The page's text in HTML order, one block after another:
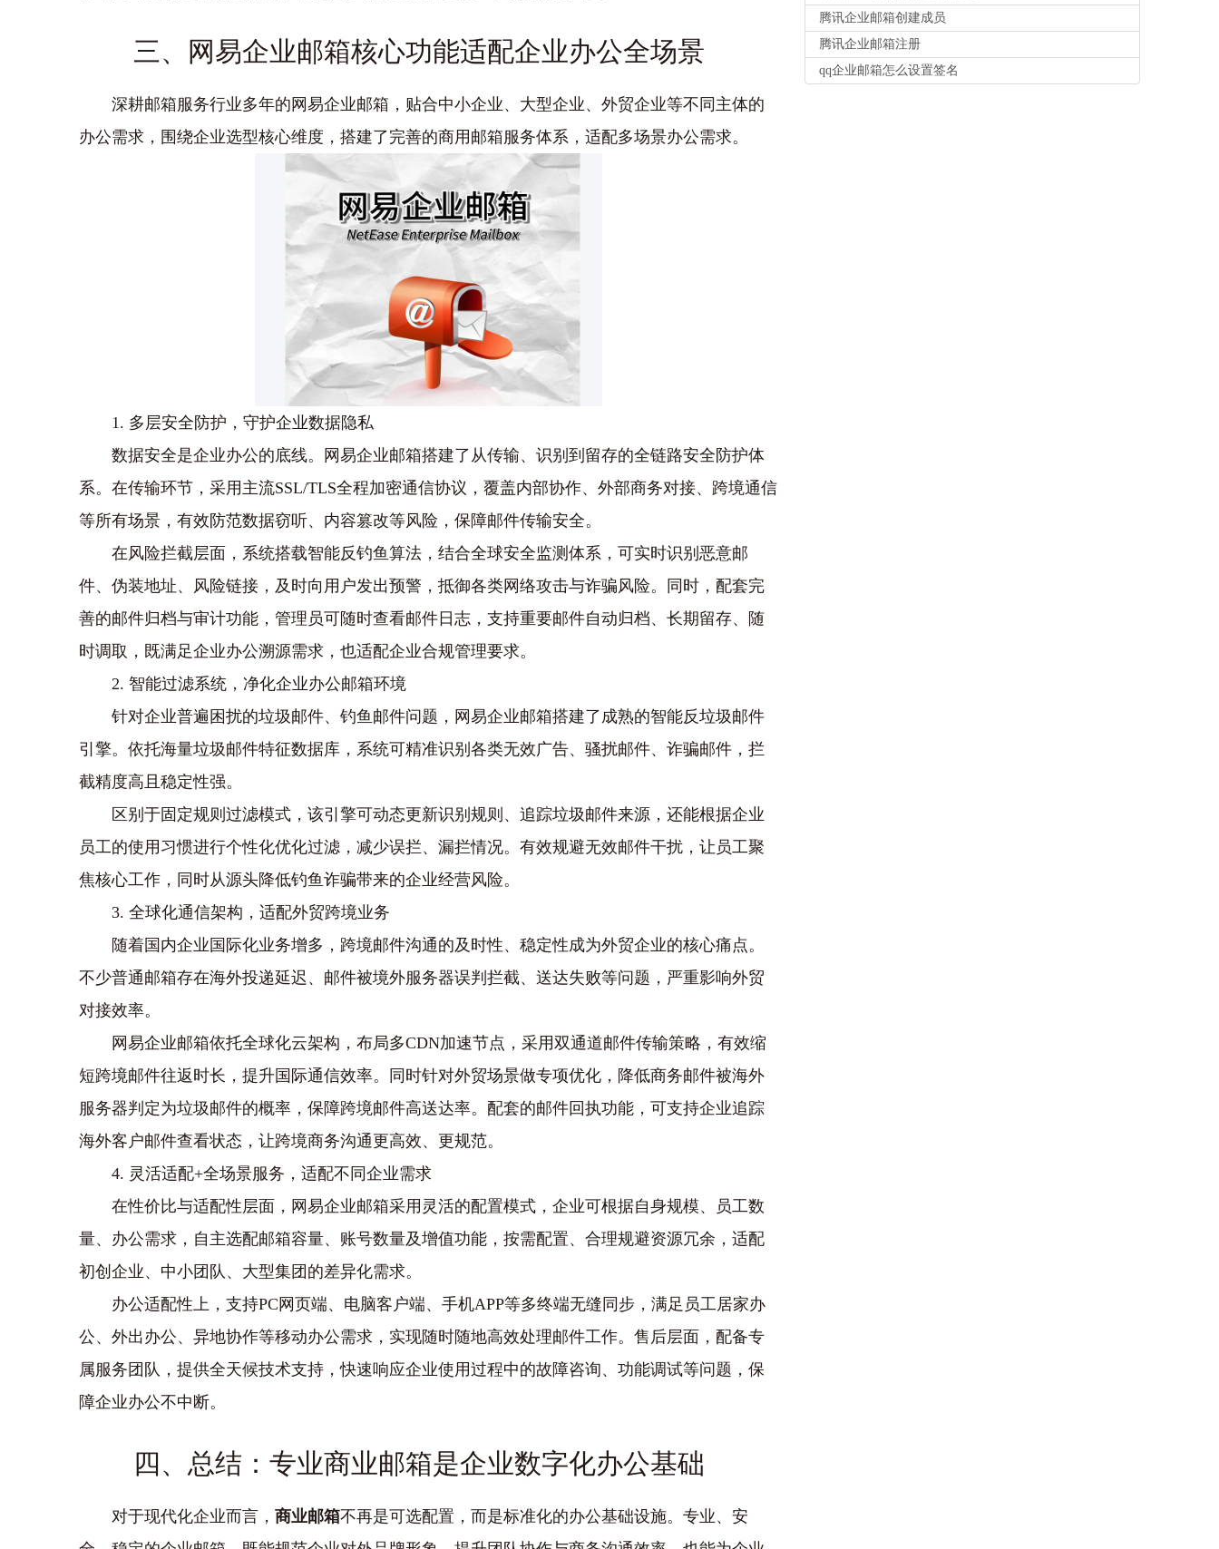
三、网易企业邮箱核心功能适配企业办公全场景
深耕邮箱服务行业多年的网易企业邮箱，贴合中小企业、大型企业、外贸企业等不同主体的
办公需求，围绕企业选型核心维度，搭建了完善的商用邮箱服务体系，适配多场景办公需求。
1. 多层安全防护，守护企业数据隐私
数据安全是企业办公的底线。网易企业邮箱搭建了从传输、识别到留存的全链路安全防护体
系。在传输环节，采用主流SSL/TLS全程加密通信协议，覆盖内部协作、外部商务对接、跨境通信
等所有场景，有效防范数据窃听、内容篡改等风险，保障邮件传输安全。
在风险拦截层面，系统搭载智能反钓鱼算法，结合全球安全监测体系，可实时识别恶意邮
件、伪装地址、风险链接，及时向用户发出预警，抵御各类网络攻击与诈骗风险。同时，配套完
善的邮件归档与审计功能，管理员可随时查看邮件日志，支持重要邮件自动归档、长期留存、随
时调取，既满足企业办公溯源需求，也适配企业合规管理要求。
2. 智能过滤系统，净化企业办公邮箱环境
针对企业普遍困扰的垃圾邮件、钓鱼邮件问题，网易企业邮箱搭建了成熟的智能反垃圾邮件
引擎。依托海量垃圾邮件特征数据库，系统可精准识别各类无效广告、骚扰邮件、诈骗邮件，拦
截精度高且稳定性强。
区别于固定规则过滤模式，该引擎可动态更新识别规则、追踪垃圾邮件来源，还能根据企业
员工的使用习惯进行个性化优化过滤，减少误拦、漏拦情况。有效规避无效邮件干扰，让员工聚
焦核心工作，同时从源头降低钓鱼诈骗带来的企业经营风险。
3. 全球化通信架构，适配外贸跨境业务
随着国内企业国际化业务增多，跨境邮件沟通的及时性、稳定性成为外贸企业的核心痛点。
不少普通邮箱存在海外投递延迟、邮件被境外服务器误判拦截、送达失败等问题，严重影响外贸
对接效率。
网易企业邮箱依托全球化云架构，布局多CDN加速节点，采用双通道邮件传输策略，有效缩
短跨境邮件往返时长，提升国际通信效率。同时针对外贸场景做专项优化，降低商务邮件被海外
服务器判定为垃圾邮件的概率，保障跨境邮件高送达率。配套的邮件回执功能，可支持企业追踪
海外客户邮件查看状态，让跨境商务沟通更高效、更规范。
4. 灵活适配+全场景服务，适配不同企业需求
在性价比与适配性层面，网易企业邮箱采用灵活的配置模式，企业可根据自身规模、员工数
量、办公需求，自主选配邮箱容量、账号数量及增值功能，按需配置、合理规避资源冗余，适配
初创企业、中小团队、大型集团的差异化需求。
办公适配性上，支持PC网页端、电脑客户端、手机APP等多终端无缝同步，满足员工居家办
公、外出办公、异地协作等移动办公需求，实现随时随地高效处理邮件工作。售后层面，配备专
属服务团队，提供全天候技术支持，快速响应企业使用过程中的故障咨询、功能调试等问题，保
障企业办公不中断。
四、总结：专业商业邮箱是企业数字化办公基础
对于现代化企业而言， 商业邮箱不再是可选配置，而是标准化的办公基础设施。专业、安
腾讯企业邮箱创建成员
腾讯企业邮箱注册
qq企业邮箱怎么设置签名